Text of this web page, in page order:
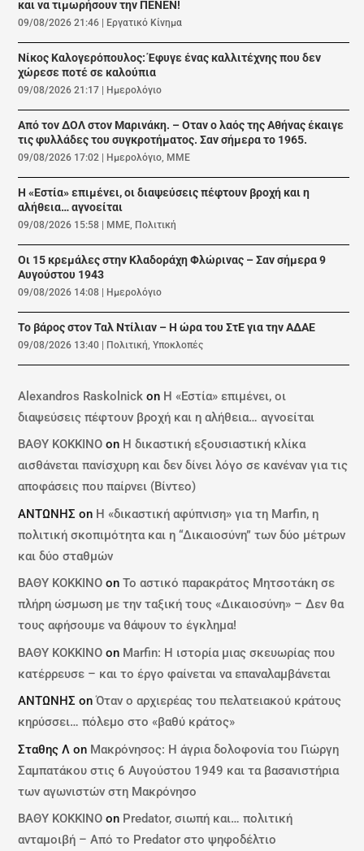
και να τιμωρήσουν την ΠΕΝΕΝ!
09/08/2026 21:46 | Εργατικό Κίνημα
Νίκος Καλογερόπουλος: Έφυγε ένας καλλιτέχνης που δεν
χώρεσε ποτέ σε καλούπια
09/08/2026 21:17 | Ημερολόγιο
Από τον ΔΟΛ στον Μαρινάκη. – Οταν ο λαός της Αθήνας έκαιγε
τις φυλλάδες του συγκροτήματος. Σαν σήμερα το 1965.
09/08/2026 17:02 | Ημερολόγιο ΜΜΕ
Η «Εστία» επιμένει, οι διαψεύσεις πέφτουν βροχή και η
αλήθεια… αγνοείται
09/08/2026 15:58 | ΜΜΕ Πολιτική
Οι 15 κρεμάλες στην Κλαδοράχη Φλώρινας – Σαν σήμερα 9
Αυγούστου 1943
09/08/2026 14:08 | Ημερολόγιο
Το βάρος στον Ταλ Ντίλιαν – Η ώρα του ΣτΕ για την ΑΔΑΕ
09/08/2026 13:40 | Πολιτική ,Υποκλοπές
Alexandros Raskolnick on Η «Εστία» επιμένει, οι
διαψεύσεις πέφτουν βροχή και η αλήθεια… αγνοείται
ΒΑΘΥ ΚΟΚΚΙΝΟ on Η δικαστική εξουσιαστική κλίκα
αισθάνεται πανίσχυρη και δεν δίνει λόγο σε κανέναν για τις
αποφάσεις που παίρνει (Βίντεο)
ΑΝΤΩΝΗΣ on Η «δικαστική αφύπνιση» για τη Marfin, η
πολιτική σκοπιμότητα και η “Δικαιοσύνη” των δύο μέτρων
και δύο σταθμών
ΒΑΘΥ ΚΟΚΚΙΝΟ onΤο αστικό παρακράτος Μητσοτάκη σε
πλήρη ώσμωση με την ταξική τους «Δικαιοσύνη» – Δεν θα
τους αφήσουμε να θάψουν το έγκλημα!
ΒΑΘΥ ΚΟΚΚΙΝΟ on Marfin: Η ιστορία μιας σκευωρίας που
κατέρρευσε – και το έργο φαίνεται να επαναλαμβάνεται
ΑΝΤΩΝΗΣ onΌταν ο αρχιερέας του πελατειακού κράτους
κηρύσσει… πόλεμο στο «βαθύ κράτος»
Σταθης Λ on Μακρόνησος: Η άγρια δολοφονία του Γιώργη
Σαμπατάκου στις 6 Αυγούστου 1949 και τα βασανιστήρια
των αγωνιστών στη Μακρόνησο
ΒΑΘΥ ΚΟΚΚΙΝΟ on Predator, σιωπή και… πολιτική
ανταμοιβή – Από το Predator στο ψηφοδέλτιο